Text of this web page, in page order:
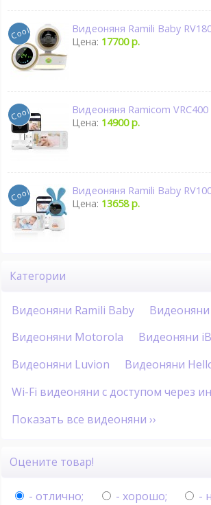
Видеоняня Ramili Baby
Цена: 17700 р.
Видеоняня Ramicom VRC400
Цена: 14900 р.
Видеоняня Ramili Baby
Цена: 13658 р.
Категории
Видеоняни Ramili Baby
Видеоняни
Видеоняни Motorola
Видеоняни
Видеоняни Luvion
Видеоняни
Wi-Fi видеоняни с доступом через
Показать все видеоняни ››
Оцените товар!
- отлично; - хорошо;
-